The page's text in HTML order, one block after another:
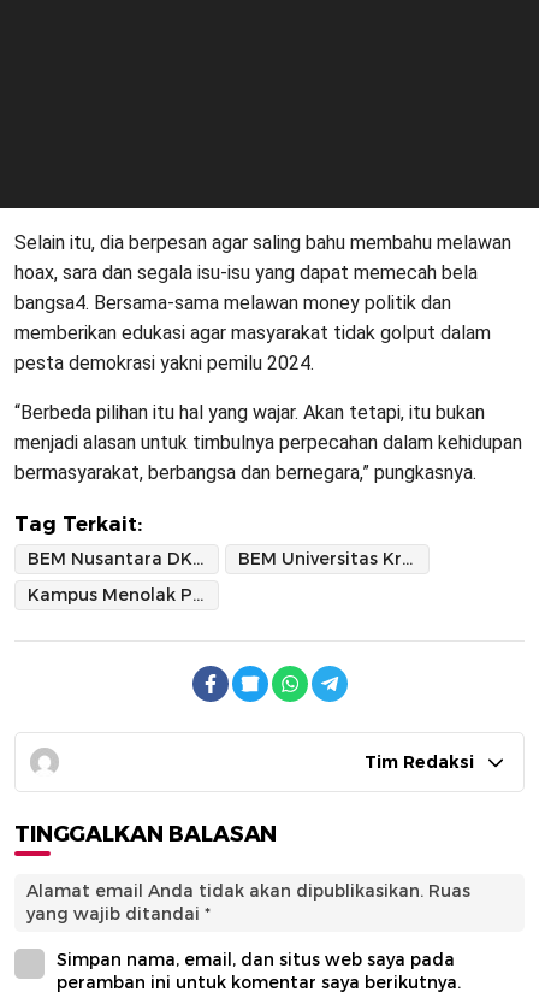
Selain itu, dia berpesan agar saling bahu membahu melawan
hoax, sara dan segala isu-isu yang dapat memecah bela
bangsa4. Bersama-sama melawan money politik dan
memberikan edukasi agar masyarakat tidak golput dalam
pesta demokrasi yakni pemilu 2024.
“Berbeda pilihan itu hal yang wajar. Akan tetapi, itu bukan
menjadi alasan untuk timbulnya perpecahan dalam kehidupan
bermasyarakat, berbangsa dan bernegara,” pungkasnya.
Tag Terkait:
BEM Nusantara DKI Jakarta
BEM Universitas Krisnadwipayana
Kampus Menolak Politik Praktis
Tim Redaksi
TINGGALKAN BALASAN
Alamat email Anda tidak akan dipublikasikan. Ruas
yang wajib ditandai *
Simpan nama, email, dan situs web saya pada
peramban ini untuk komentar saya berikutnya.